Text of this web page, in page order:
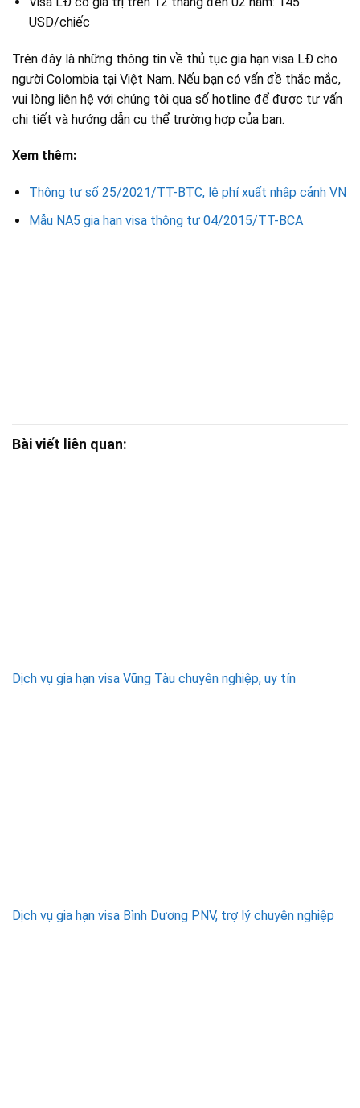
USD/chiếc
Trên đây là những thông tin về thủ tục gia hạn visa LĐ cho
người Colombia tại Việt Nam. Nếu bạn có vấn đề thắc mắc,
vui lòng liên hệ với chúng tôi qua số hotline để được tư vấn
chi tiết và hướng dẫn cụ thể trường hợp của bạn.
Xem thêm:
Thông tư số 25/2021/TT-BTC, lệ phí xuất nhập cảnh VN
Mẫu NA5 gia hạn visa thông tư 04/2015/TT-BCA
Bài viết liên quan:
Dịch vụ gia hạn visa Vũng Tàu chuyên nghiệp, uy tín
Dịch vụ gia hạn visa Bình Dương PNV, trợ lý chuyên nghiệp